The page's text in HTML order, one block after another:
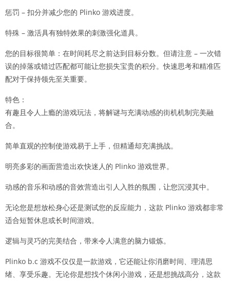
惩罚 – 扣分并减少您的 Plinko 游戏进度。
特殊 – 激活具有独特效果的刺激强化道具。
您的目标很简单：在时间耗尽之前达到目标分数。但请注意 – 一次错
误的掉落或错过匹配都可能让您损失宝贵的积分。快速思考和精准匹
配对于保持领先至关重要。
特色：
有趣且令人上瘾的游戏玩法，将解谜与充满动感的街机机制完美融
合。
简单直观的控制使游戏易于上手，但精通却充满挑战。
明亮多彩的画面营造出欢快迷人的 Plinko 游戏世界。
动感的音乐和动感的音效营造出引人入胜的氛围，让您沉浸其中。
无论您是想放松身心还是测试您的反应能力，这款 Plinko 游戏都非常
适合短暂休息或长时间游戏。
逻辑与灵巧的完美结合，带来令人满意的脑力锻炼。
Plinko b.c 游戏不仅仅是一款游戏，它还能让你消磨时间、理清思
绪、享受乐趣。无论你是想找个休闲小游戏，还是想挑战高分，这款